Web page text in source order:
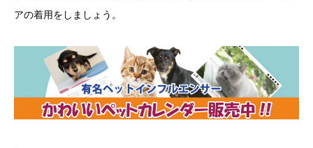
アの着用をしましょう。